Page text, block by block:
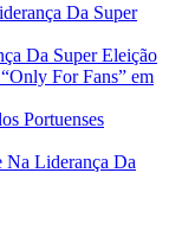
Da Super
Da Super Eleição
For Fans” em
Portuenses
Na Liderança Da